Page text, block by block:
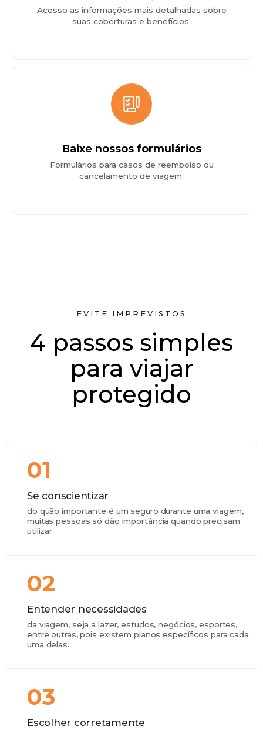
Acesso as informações mais detalhadas sobre
suas coberturas e benefícios.
Baixe nossos formulários
Formulários para casos de reembolso ou
cancelamento de viagem.
EVITE IMPREVISTOS
4 passos simples
para viajar
protegido
01
Se conscientizar
do quão importante é um seguro durante uma viagem,
muitas pessoas só dão importância quando precisam
utilizar.
02
Entender necessidades
da viagem, seja a lazer, estudos, negócios, esportes,
entre outras, pois existem planos específicos para cada
uma delas.
03
Escolher corretamente